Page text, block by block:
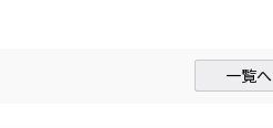
一覧へ